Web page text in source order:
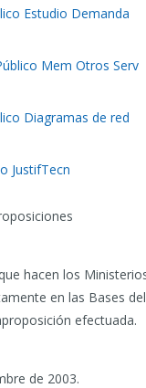
Estudio Demanda
Mem Otros Serv
Diagramas de red
JustifTecn
hacen los
en las Bases
efectuada.
de 2003.